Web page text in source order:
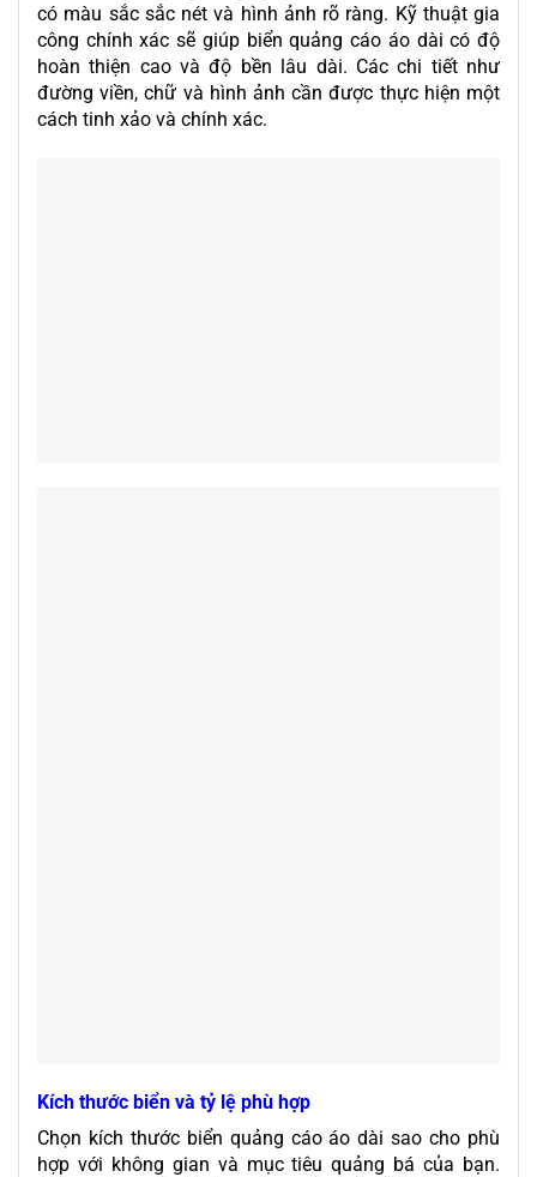
có màu sắc sắc nét và hình ảnh rõ ràng. Kỹ thuật gia
công chính xác sẽ giúp biển quảng cáo áo dài có độ
hoàn thiện cao và độ bền lâu dài. Các chi tiết như
đường viền, chữ và hình ảnh cần được thực hiện một
cách tinh xảo và chính xác.
Kích thước biển và tỷ lệ phù hợp
Chọn kích thước biển quảng cáo áo dài sao cho phù
hợp với không gian và mục tiêu quảng bá của bạn.